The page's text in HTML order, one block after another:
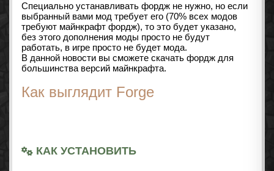
Специально устанавливать фордж не нужно, но если
выбранный вами мод требует его (70% всех модов
требуют майнкрафт фордж), то это будет указано,
без этого дополнения моды просто не будут
работать, в игре просто не будет мода.
В данной новости вы сможете скачать фордж для
большинства версий майнкрафта.
Как выглядит Forge
КАК УСТАНОВИТЬ